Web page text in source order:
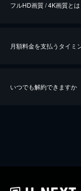
※40％ポイント還元の対象は
iOSアプリのUコイン決済
フルHD画質 / 4K画質とは
月額料金を支払うタイミ
いつでも解約できますか